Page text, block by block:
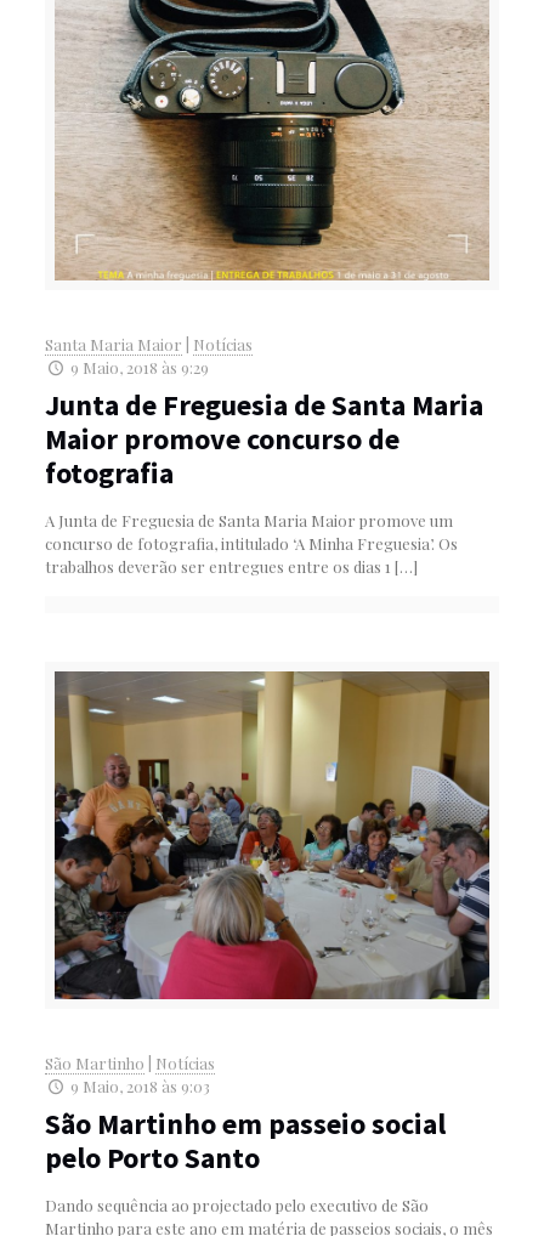
Santa Maria Maior
Notícias
9 Maio, 2018 às 9:29
Junta de Freguesia de Santa Maria
Maior promove concurso de
fotografia
A Junta de Freguesia de Santa Maria Maior promove um
concurso de fotografia, intitulado ‘A Minha Freguesia’. Os
trabalhos deverão ser entregues entre os dias 1 […]
São Martinho
Notícias
9 Maio, 2018 às 9:03
São Martinho em passeio social
pelo Porto Santo
Dando sequência ao projectado pelo executivo de São
Martinho para este ano em matéria de passeios sociais, o mês